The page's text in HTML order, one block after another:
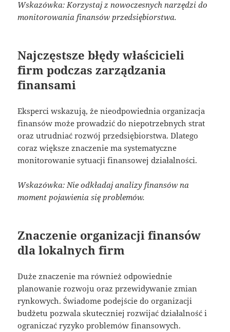
Wskazówka: Korzystaj z nowoczesnych narzędzi do
monitorowania finansów przedsiębiorstwa.
Najczęstsze błędy właścicieli
firm podczas zarządzania
finansami
Eksperci wskazują, że nieodpowiednia organizacja
finansów może prowadzić do niepotrzebnych strat
oraz utrudniać rozwój przedsiębiorstwa. Dlatego
coraz większe znaczenie ma systematyczne
monitorowanie sytuacji finansowej działalności.
Wskazówka: Nie odkładaj analizy finansów na
moment pojawienia się problemów.
Znaczenie organizacji finansów
dla lokalnych firm
Duże znaczenie ma również odpowiednie
planowanie rozwoju oraz przewidywanie zmian
rynkowych. Świadome podejście do organizacji
budżetu pozwala skuteczniej rozwijać działalność i
ograniczać ryzyko problemów finansowych.